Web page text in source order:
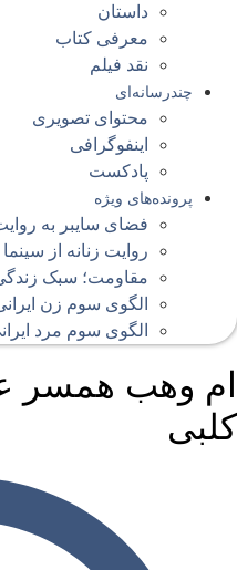
داستان
معرفی کتاب
نقد فیلم
چندرسانه‌ای
محتوای تصویری
اینفوگرافی
پادکست
پرونده‌های ویژه
فضای سایبر به
روایت زنانه از سینما
مقاومت؛ سبک زندگی
الگوی سوم زن ایرانی
الگوی سوم مرد
وهب همسر